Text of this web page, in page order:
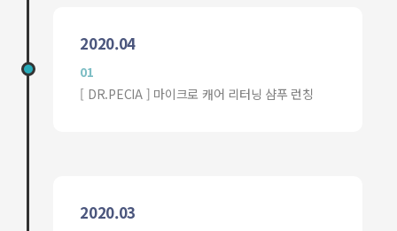
2020.04
01
[ DR.PECIA ] 마이크로 캐어 리터닝 샴푸 런칭
2020.03